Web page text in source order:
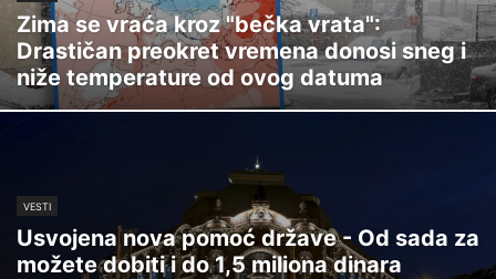
Zima se vraća kroz "bečka vrata":
Drastičan preokret vremena donosi sneg i
niže temperature od ovog datuma
VESTI
Usvojena nova pomoć države - Od sada za
možete dobiti i do 1,5 miliona dinara